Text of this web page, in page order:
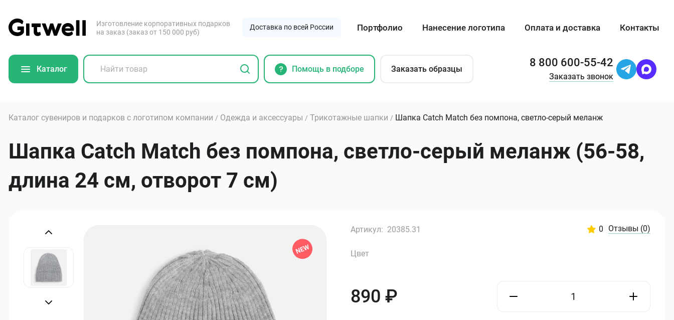
Изготовление корпоративных подарков
на заказ (заказ от 150 000 руб)
Доставка по всей России Портфолио Нанесение логотипа Оплата и доставка Контакты
Каталог Помощь в подборе Заказать образцы 8 800 600-55-42
Заказать звонок
Каталог сувениров и подарков с логотипом компании / Одежда и аксессуары / Трикотажные шапки / Шапка Catch Match без помпона, светло-серый меланж
Шапка Catch Match без помпона, светло-серый меланж (56-58,
длина 24 см, отворот 7 см)
Артикул: 20385.31 0 Отзывы (0)
Цвет
890 ₽